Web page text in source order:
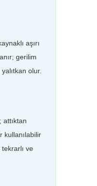
aşırı
gerilim
olur.
attıktan
kullanılabilir
ve